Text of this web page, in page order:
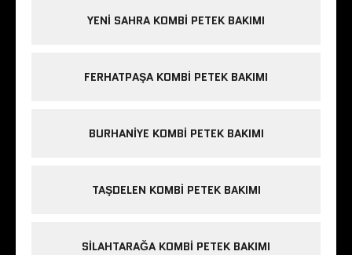
YENI SAHRA KOMBI PETEK BAKIMI
FERHATPAŞA KOMBI PETEK BAKIMI
BURHANIYE KOMBI PETEK BAKIMI
TAŞDELEN KOMBI PETEK BAKIMI
SILAHTARAĞA KOMBI PETEK BAKIMI